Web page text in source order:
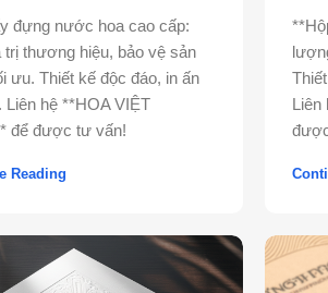
đựng nước hoa cao cấp:
trị thương hiệu, bảo vệ sản
ưu. Thiết kế độc đáo, in ấn
Liên hệ **HOA VIỆT
để được tư vấn!
Reading
Liên